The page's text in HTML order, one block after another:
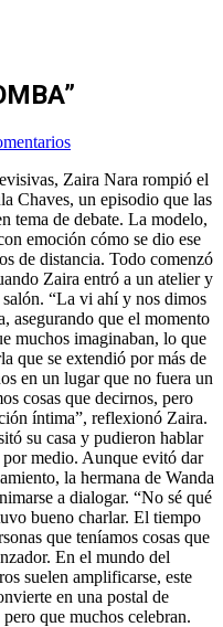
Zaira Nara rompió el
Chaves, un episodio que las
tema de debate. La modelo,
emoción cómo se dio ese
de distancia. Todo comenzó
Zaira entró a un atelier y
“La vi ahí y nos dimos
asegurando que el momento
muchos imaginaban, lo que
que se extendió por más de
en un lugar que no fuera un
cosas que decirnos, pero
íntima”, reflexionó Zaira.
su casa y pudieron hablar
medio. Aunque evitó dar
la hermana de Wanda
a dialogar. “No sé qué
bueno charlar. El tiempo
que teníamos cosas que
En el mundo del
suelen amplificarse, este
en una postal de
que muchos celebran.